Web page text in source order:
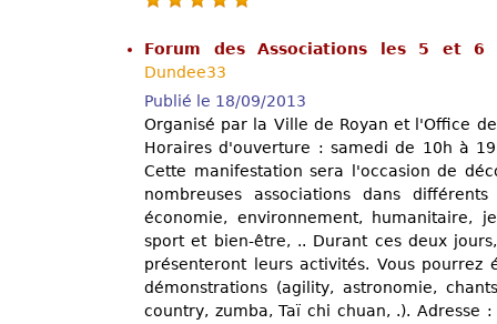
Forum des Associations les 5 et
Dundee33
Publié le 18/09/2013
Organisé par la Ville de Royan et l'Office
Horaires d'ouverture : samedi de 10h à
Cette manifestation sera l'occasion de
nombreuses associations dans
économie, environnement, humanitaire,
sport et bien-être, .. Durant ces deux
présenteront leurs activités. Vous pourrez
démonstrations (agility, astronomie,
country, zumba, Taï chi chuan, .). Adresse